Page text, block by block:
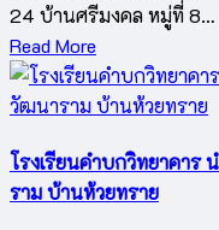
24 บ้านศรีมงคล หมู่ที่ 8…
Read More
โรงเรียนคำบกวิทยาคาร
ราม บ้านห้วยทราย